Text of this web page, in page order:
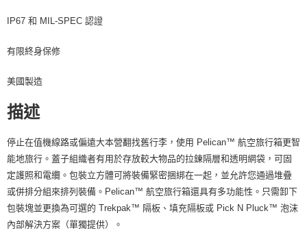
IP67 和 MIL-SPEC 認證
有限終身保修
美國製造
描述
停止在值機線路或偏遠大本營翻找舊行李，使用 Pelican™ 航空旅行箱更智
能地旅行。蓋子組織者有用於存放較大物品的拉鍊隔層和透明網袋，可固
定護照和電纜。包裝立方體可將裝備緊密捆綁在一起，並允許您通過堆疊
或併排分組來排列裝備。Pelican™ 航空旅行箱還具有多功能性。只需卸下
包裝塊並更換為可選的 Trekpak™ 隔板、填充隔板或 Pick N Pluck™ 泡沫
內部解決方案（單獨提供）。